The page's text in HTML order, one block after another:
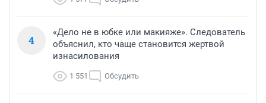
4
«Дело не в юбке или макияже». Следователь
объяснил, кто чаще становится жертвой
изнасилования
1 551 Обсудить